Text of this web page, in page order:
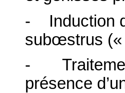
- Induction
subœstrus («
-
présence